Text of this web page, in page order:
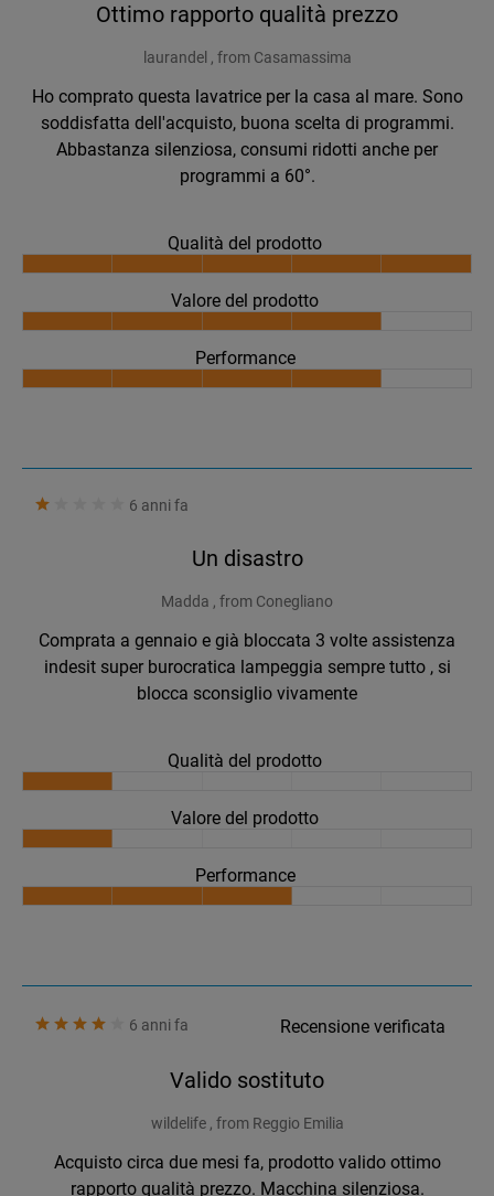
Ottimo rapporto qualità prezzo
laurandel , from Casamassima
Ho comprato questa lavatrice per la casa al mare. Sono
soddisfatta dell'acquisto, buona scelta di programmi.
Abbastanza silenziosa, consumi ridotti anche per
programmi a 60°.
Qualità del prodotto
Valore del prodotto
Performance
6 anni fa
Un disastro
Madda , from Conegliano
Comprata a gennaio e già bloccata 3 volte assistenza
indesit super burocratica lampeggia sempre tutto , si
blocca sconsiglio vivamente
Qualità del prodotto
Valore del prodotto
Performance
6 anni fa Recensione verificata
Valido sostituto
wildelife , from Reggio Emilia
Acquisto circa due mesi fa, prodotto valido ottimo
rapporto qualità prezzo. Macchina silenziosa.